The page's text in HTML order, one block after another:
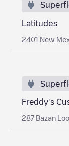
Latitudes
2401 New
Freddy's
287 Bazan